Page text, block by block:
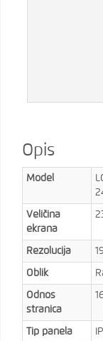
Opis
Model
Veličina
ekrana
Rezolucija
Oblik
Odnos
stranica
Tip panela